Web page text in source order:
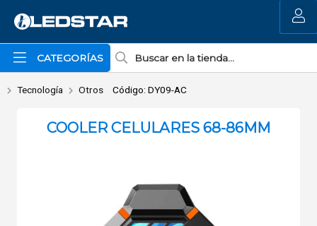
Enviar a email
CATEGORÍAS
MI COMPRA
Tecnología Otros Código: DY09-AC
COOLER CELULARES 68-86MM